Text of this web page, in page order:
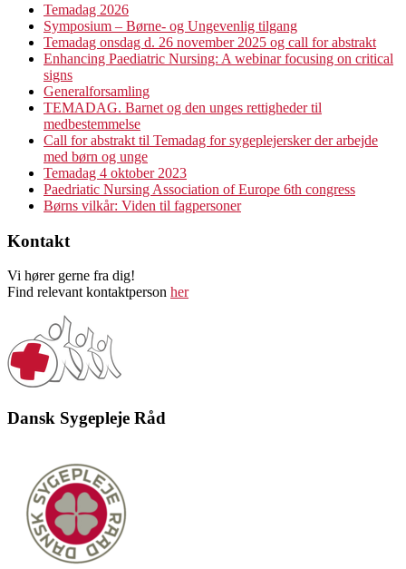
Temadag 2026
Symposium – Børne- og Ungevenlig tilgang
Temadag onsdag d. 26 november 2025 og call for abstrakt
Enhancing Paediatric Nursing: A webinar focusing on critical
signs
Generalforsamling
TEMADAG. Barnet og den unges rettigheder til
medbestemmelse
Call for abstrakt til Temadag for sygeplejersker der arbejde
med børn og unge
Temadag 4 oktober 2023
Paedriatic Nursing Association of Europe 6th congress
Børns vilkår: Viden til fagpersoner
Kontakt
Vi hører gerne fra dig!
Find relevant kontaktperson her
Dansk Sygepleje Råd